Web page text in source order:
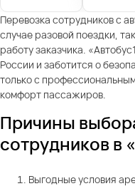
Перевозка сотрудников с
случае разовой поездки,
работу заказчика.
России и заботится о
только с
комфорт пассажиров.
Причины
сотрудников в
Выгодные условия